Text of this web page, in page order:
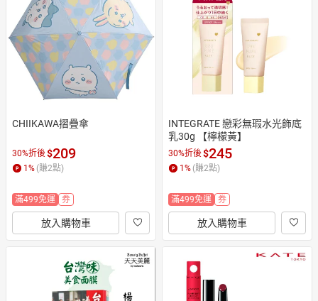
CHIIKAWA摺疊傘
30%折後$209
1% (賺2點)
滿499免運 券
放入購物車
INTEGRATE 戀彩無瑕水光飾底
乳30g 【檸檬黃】
30%折後$245
1% (賺2點)
滿499免運 券
放入購物車